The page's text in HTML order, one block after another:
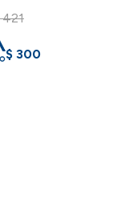
421
$ 300